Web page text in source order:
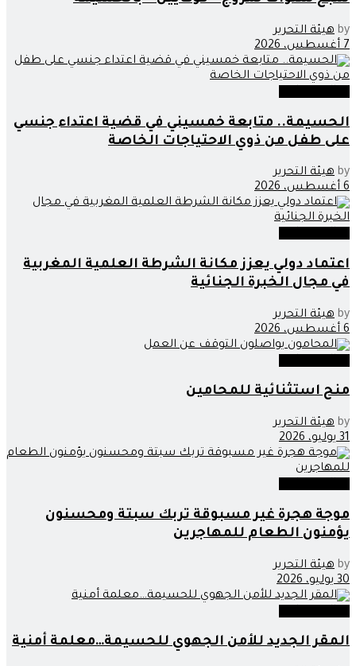
by هيئة التحرير
7 أغسطس، 2026
الحسيمة.. متابعة خمسيني في قضية اعتداء جنسي
على طفل من ذوي الاحتياجات الخاصة
by هيئة التحرير
6 أغسطس، 2026
اعتماد دولي يعزز مكانة الشرطة العلمية المغربية
في مجال الخبرة الجنائية
by هيئة التحرير
6 أغسطس، 2026
منح استثنائية للمحامين
by هيئة التحرير
31 يوليو، 2026
موجة هجرة غير مسبوقة تربك سبتة ومحسنون
يؤمنون الطعام للمهاجرين
by هيئة التحرير
30 يوليو، 2026
المقر الجديد للأمن الجهوي للحسيمة…معلمة أمنية